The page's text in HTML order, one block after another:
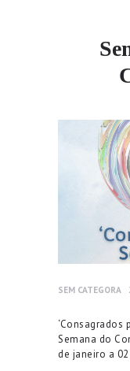
SEM CATEGORA
‘Consagrados
Semana do
de janeiro a